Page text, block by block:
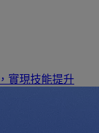
實現技能提升